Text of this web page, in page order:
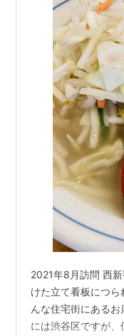
2021年8月訪問 西
けた立て看板につ
んな住宅街にある
には渋谷区ですが